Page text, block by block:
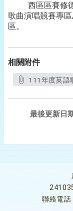
西區區賽修德
歌曲演唱競賽專
區。
相關附件
111年度英語
最後更新日
聯絡電話